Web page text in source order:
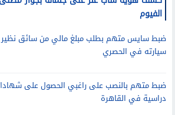
كشف هوية شاب عُثر على جثمانه بجوار
الفيوم
ضبط سايس متهم بطلب مبلغ مالي من سائق نظير
سيارته في الحصري
ضبط متهم بالنصب على راغبي الحصول على شهادات
دراسية في القاهرة